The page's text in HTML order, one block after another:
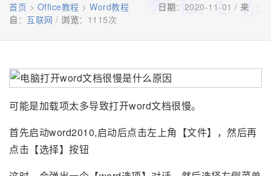
首页 > Office教程 > Word教程 日期：2020-11-01 / 来
自 ： 互联网 / 浏览： 1115次
可能是加载项太多导致打开word文档很慢。
首先启动word2010,启动后点击左上角【文件】，然后再
点击【选择】按钮